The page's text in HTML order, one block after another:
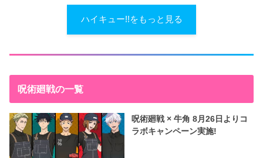
ハイキュー!!をもっと見る
呪術廻戦の一覧
呪術廻戦 × 牛角 8月26日よりコ
ラボキャンペーン実施!